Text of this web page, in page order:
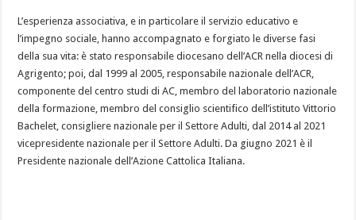
L’esperienza associativa, e in particolare il servizio educativo e
l’impegno sociale, hanno accompagnato e forgiato le diverse fasi
della sua vita: è stato responsabile diocesano dell’ACR nella diocesi di
Agrigento; poi, dal 1999 al 2005, responsabile nazionale dell’ACR,
componente del centro studi di AC, membro del laboratorio nazionale
della formazione, membro del consiglio scientifico dell’istituto Vittorio
Bachelet, consigliere nazionale per il Settore Adulti, dal 2014 al 2021
vicepresidente nazionale per il Settore Adulti. Da giugno 2021 è il
Presidente nazionale dell’Azione Cattolica Italiana.